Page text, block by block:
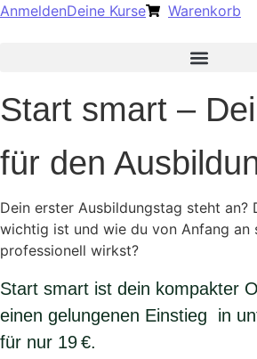
AnmeldenDeine Kurse Warenkorb
Start smart –
für den
Dein erster Ausbildungstag steht an?
wichtig ist und wie du von Anfang an
professionell wirkst?
Start smart ist dein kompakter
einen gelungenen Einstieg in
für nur 19 €.